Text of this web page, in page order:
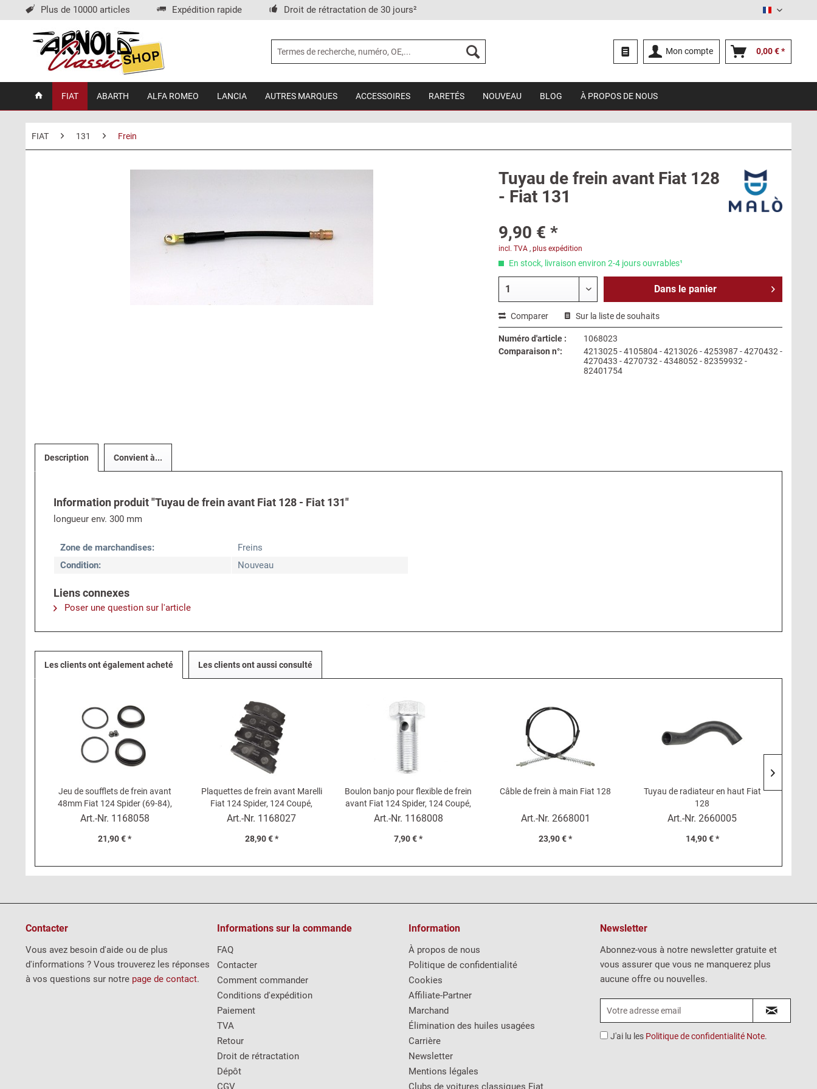
Plus de 10000 articles Expédition rapide Droit de rétractation de 30 jours² Français
Mon compte 0,00 € *
FIAT ABARTH ALFA ROMEO LANCIA AUTRES MARQUES ACCESSOIRES RARETÉS NOUVEAU BLOG À PROPOS DE NOUS
FIAT 131 Frein
Tuyau de frein avant Fiat 128
- Fiat 131
9,90 € *
incl. TVA, plus expédition
En stock, livraison environ 2-4 jours ouvrables¹
Dans le panier
Comparer Sur la liste de souhaits
Numéro d'article :
1068023
Comparaison n°:
4213025 - 4105804 - 4213026 - 4253987 - 4270432 -
4270433 - 4270732 - 4348052 - 82359932 -
82401754
Description Convient à...
Information produit "Tuyau de frein avant Fiat 128 - Fiat 131"
longueur env. 300 mm
Zone de marchandises:
Freins
Condition:
Nouveau
Liens connexes
Poser une question sur l'article
Les clients ont également acheté Les clients ont aussi consulté
Jeu de soufflets de frein avant
48mm Fiat 124 Spider (69-84),
124 Coupé, 128, X1/9, Lancia
Art.-Nr. 1168058
21,90 € *
Plaquettes de frein avant Marelli
Fiat 124 Spider, 124 Coupé,
Limousine, 125, 127, 128, X 1/9,...
Art.-Nr. 1168027
28,90 € *
Boulon banjo pour flexible de frein
avant Fiat 124 Spider, 124 Coupé,
124 Berlina, Fiat 850...
Art.-Nr. 1168008
7,90 € *
Câble de frein à main Fiat 128
Art.-Nr. 2668001
23,90 € *
Tuyau de radiateur en haut Fiat
128
Art.-Nr. 2660005
14,90 € *
Contacter
Vous avez besoin d'aide ou de plus
d'informations ? Vous trouverez les réponses
à vos questions sur notre page de contact.
Informations sur la commande
FAQ
Contacter
Comment commander
Conditions d'expédition
Paiement
TVA
Retour
Droit de rétractation
Dépôt
CGV
Information
À propos de nous
Politique de confidentialité
Cookies
Affiliate-Partner
Marchand
Élimination des huiles usagées
Carrière
Newsletter
Mentions légales
Clubs de voitures classiques Fiat
Newsletter
Abonnez-vous à notre newsletter gratuite et
vous assurer que vous ne manquerez plus
aucune offre ou nouvelles.
J'ai lu les Politique de confidentialité Note.